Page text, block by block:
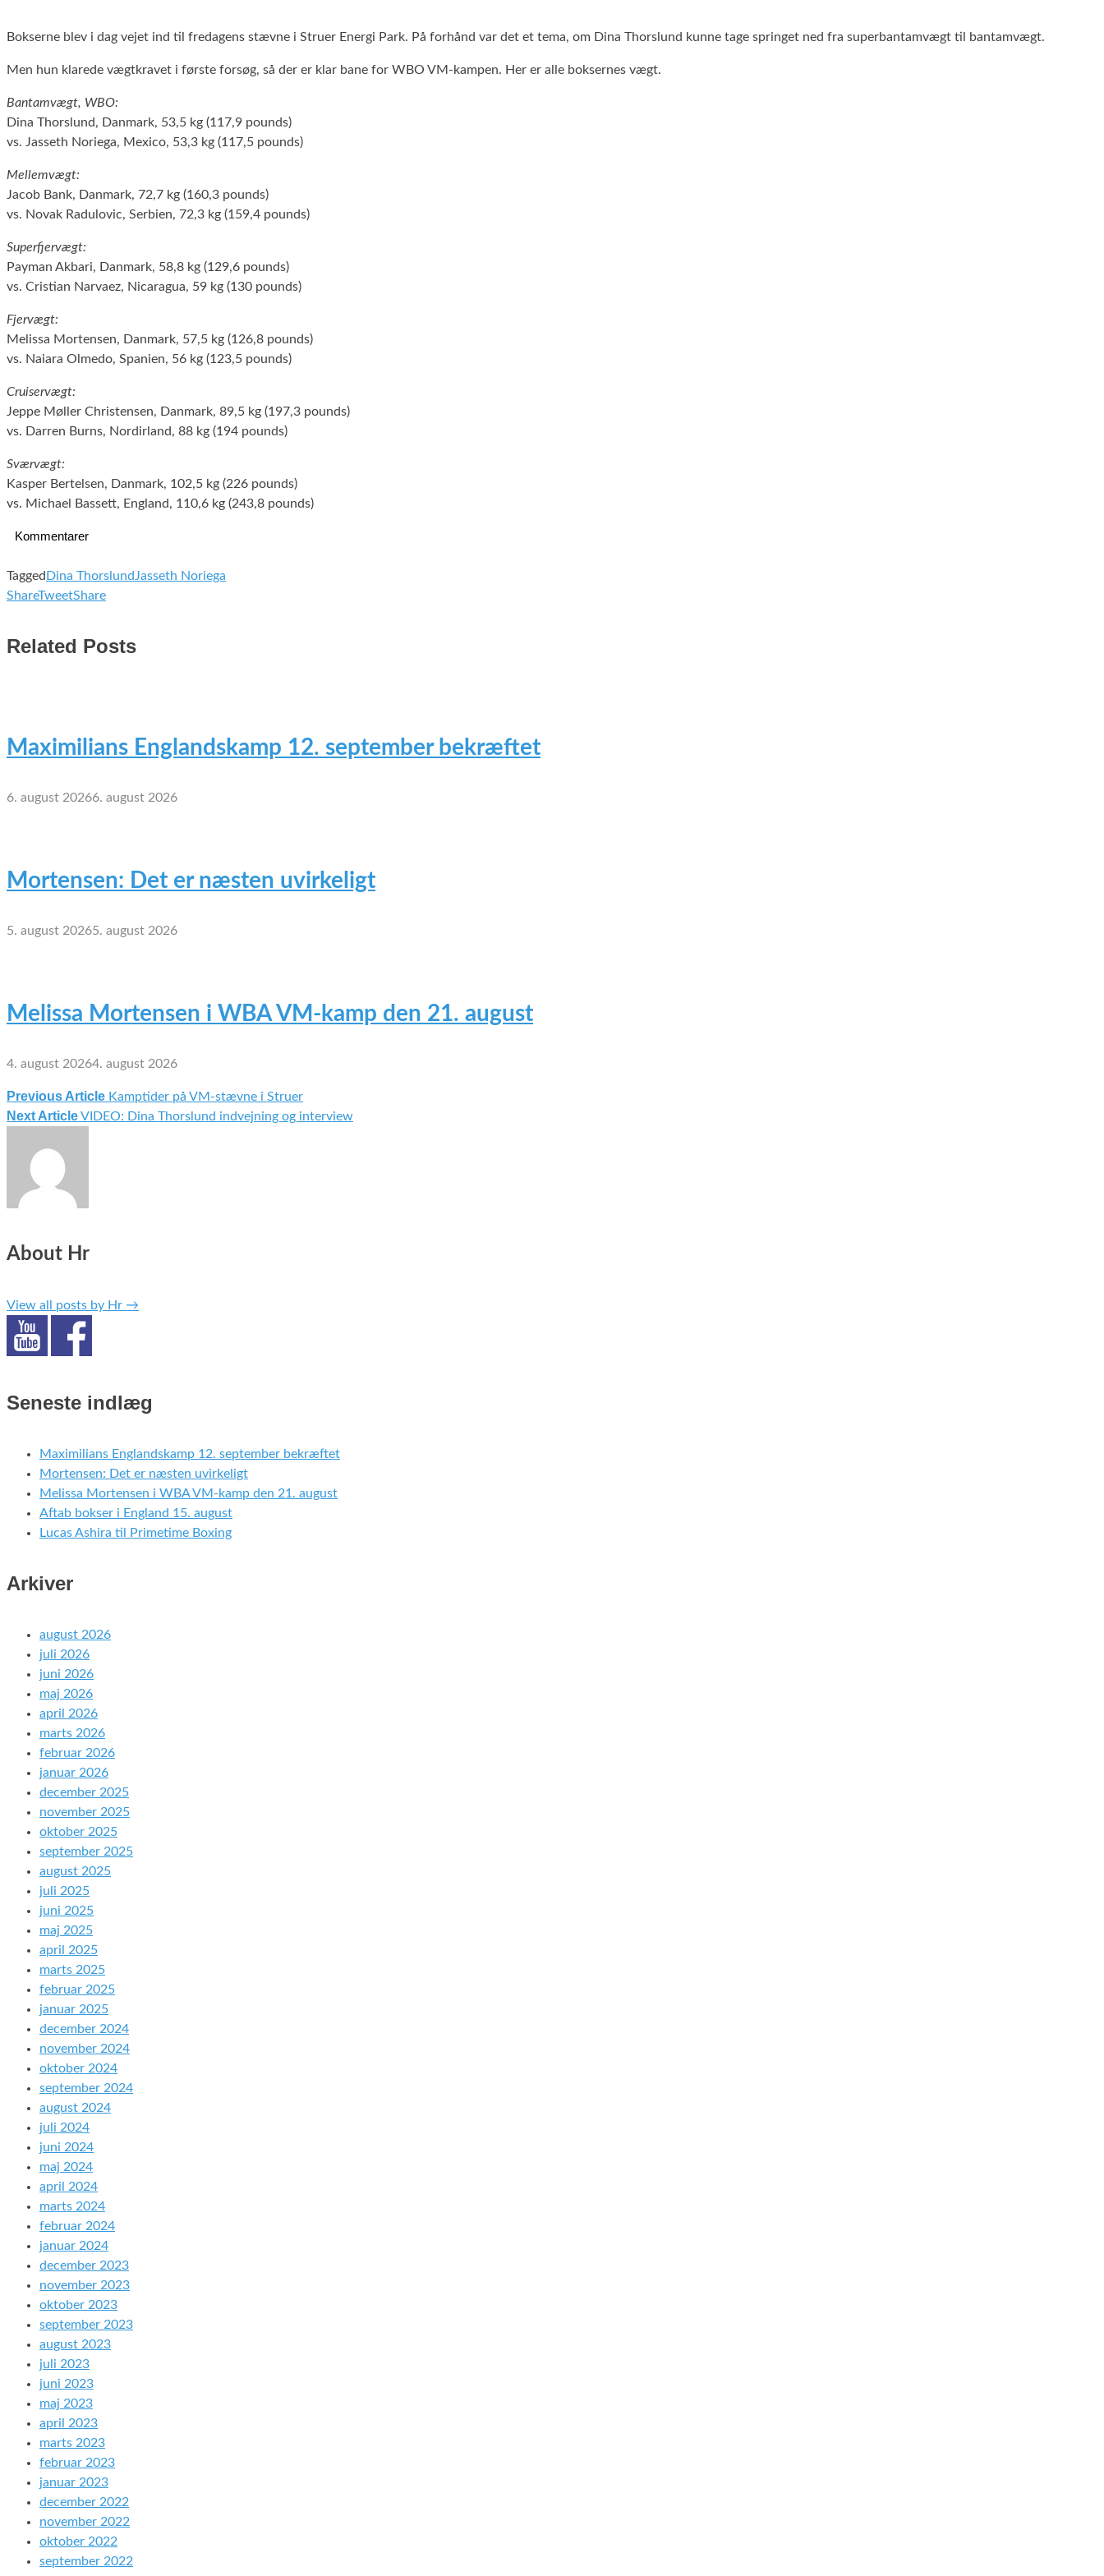
Bokserne blev i dag vejet ind til fredagens stævne i Struer Energi Park. På forhånd var det et tema, om Dina Thorslund kunne tage springet ned fra superbantamvægt til bantamvægt.
Men hun klarede vægtkravet i første forsøg, så der er klar bane for WBO VM-kampen. Her er alle boksernes vægt.
Bantamvægt, WBO:
Dina Thorslund, Danmark, 53,5 kg (117,9 pounds)
vs. Jasseth Noriega, Mexico, 53,3 kg (117,5 pounds)
Mellemvægt:
Jacob Bank, Danmark, 72,7 kg (160,3 pounds)
vs. Novak Radulovic, Serbien, 72,3 kg (159,4 pounds)
Superfjervægt:
Payman Akbari, Danmark, 58,8 kg (129,6 pounds)
vs. Cristian Narvaez, Nicaragua, 59 kg (130 pounds)
Fjervægt:
Melissa Mortensen, Danmark, 57,5 kg (126,8 pounds)
vs. Naiara Olmedo, Spanien, 56 kg (123,5 pounds)
Cruiservægt:
Jeppe Møller Christensen, Danmark, 89,5 kg (197,3 pounds)
vs. Darren Burns, Nordirland, 88 kg (194 pounds)
Sværvægt:
Kasper Bertelsen, Danmark, 102,5 kg (226 pounds)
vs. Michael Bassett, England, 110,6 kg (243,8 pounds)
Kommentarer
Tagged Dina Thorslund Jasseth Noriega
ShareTweetShare
Related Posts
Maximilians Englandskamp 12. september bekræftet
6. august 20266. august 2026
Mortensen: Det er næsten uvirkeligt
5. august 20265. august 2026
Melissa Mortensen i WBA VM-kamp den 21. august
4. august 20264. august 2026
Indlægsnavigation
Previous Article Kamptider på VM-stævne i Struer
Next ArticleVIDEO: Dina Thorslund indvejning og interview
About Hr
View all posts by Hr →
Seneste indlæg
Maximilians Englandskamp 12. september bekræftet
Mortensen: Det er næsten uvirkeligt
Melissa Mortensen i WBA VM-kamp den 21. august
Aftab bokser i England 15. august
Lucas Ashira til Primetime Boxing
Arkiver
august 2026
juli 2026
juni 2026
maj 2026
april 2026
marts 2026
februar 2026
januar 2026
december 2025
november 2025
oktober 2025
september 2025
august 2025
juli 2025
juni 2025
maj 2025
april 2025
marts 2025
februar 2025
januar 2025
december 2024
november 2024
oktober 2024
september 2024
august 2024
juli 2024
juni 2024
maj 2024
april 2024
marts 2024
februar 2024
januar 2024
december 2023
november 2023
oktober 2023
september 2023
august 2023
juli 2023
juni 2023
maj 2023
april 2023
marts 2023
februar 2023
januar 2023
december 2022
november 2022
oktober 2022
september 2022